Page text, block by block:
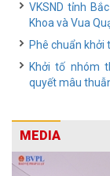
VKSND tỉnh
Khoa và Vua
Phê chuẩn khởi
Khởi tố nhóm
quyết mâu
MEDIA